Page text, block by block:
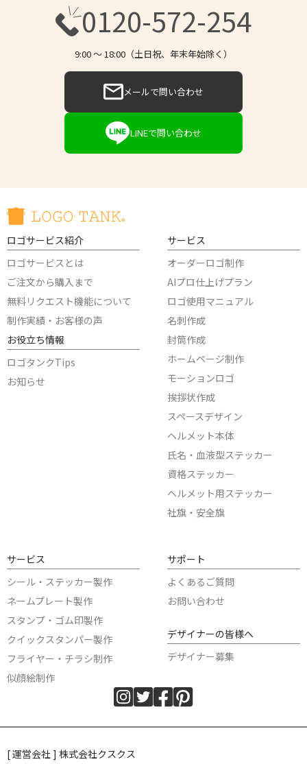
0120-572-254
9:00 〜 18:00（土日祝、年末年始除く）
メールで問い合わせ
LINEで問い合わせ
ロゴサービス紹介
ロゴサービスとは
ご注文から購入まで
無料リクエスト機能について
制作実績・お客様の声
お役立ち情報
ロゴタンクTips
お知らせ
サービス
オーダーロゴ制作
AIプロ仕上げプラン
ロゴ使用マニュアル
名刺作成
封筒作成
ホームページ制作
モーションロゴ
挨拶状作成
スペースデザイン
ヘルメット本体
氏名・血液型ステッカー
資格ステッカー
ヘルメット用ステッカー
社旗・安全旗
サービス
シール・ステッカー製作
ネームプレート製作
スタンプ・ゴム印製作
クイックスタンパー製作
フライヤー・チラシ制作
似顔絵制作
サポート
よくあるご質問
お問い合わせ
デザイナーの皆様へ
デザイナー募集
[ 運営会社 ] 株式会社クスクス